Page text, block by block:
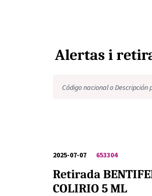
Alertas i
2025-07-07 653304
Retirada
COLIRIO 5 ML